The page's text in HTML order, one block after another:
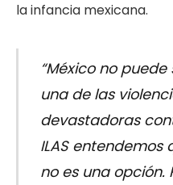
la infancia mexicana.
“México no
una de las
devastadoras
ILAS
no es una opción.